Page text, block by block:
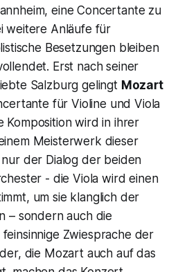
eine Concertante zu
weitere Anläufe für
Besetzungen bleiben
Erst nach seiner
Salzburg gelingt Mozart
für Violine und Viola
Komposition wird in ihrer
Meisterwerk dieser
der Dialog der beiden
- die Viola wird einen
um sie klanglich der
– sondern auch die
feinsinnige Zwiesprache der
die Mozart auch auf das